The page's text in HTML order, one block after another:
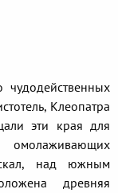
Клеопатра
эти края для
над южным
древняя